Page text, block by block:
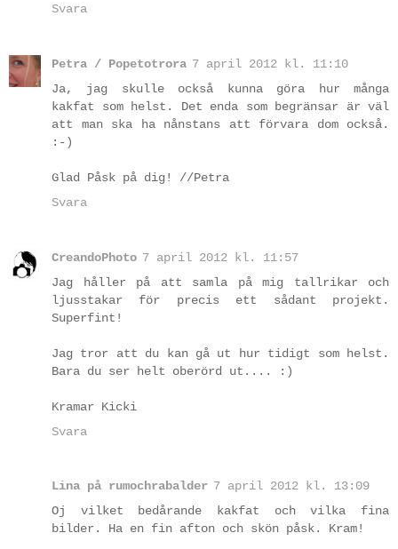
Svara
Petra / Popetotrora 7 april 2012 kl. 11:10
Ja, jag skulle också kunna göra hur många
kakfat som helst. Det enda som begränsar är väl
att man ska ha nånstans att förvara dom också.
:-)
Glad Påsk på dig! //Petra
Svara
CreandoPhoto 7 april 2012 kl. 11:57
Jag håller på att samla på mig tallrikar och
ljusstakar för precis ett sådant projekt.
Superfint!
Jag tror att du kan gå ut hur tidigt som helst.
Bara du ser helt oberörd ut.... :)
Kramar Kicki
Svara
Lina på rumochrabalder 7 april 2012 kl. 13:09
Oj vilket bedårande kakfat och vilka fina
bilder. Ha en fin afton och skön påsk. Kram!